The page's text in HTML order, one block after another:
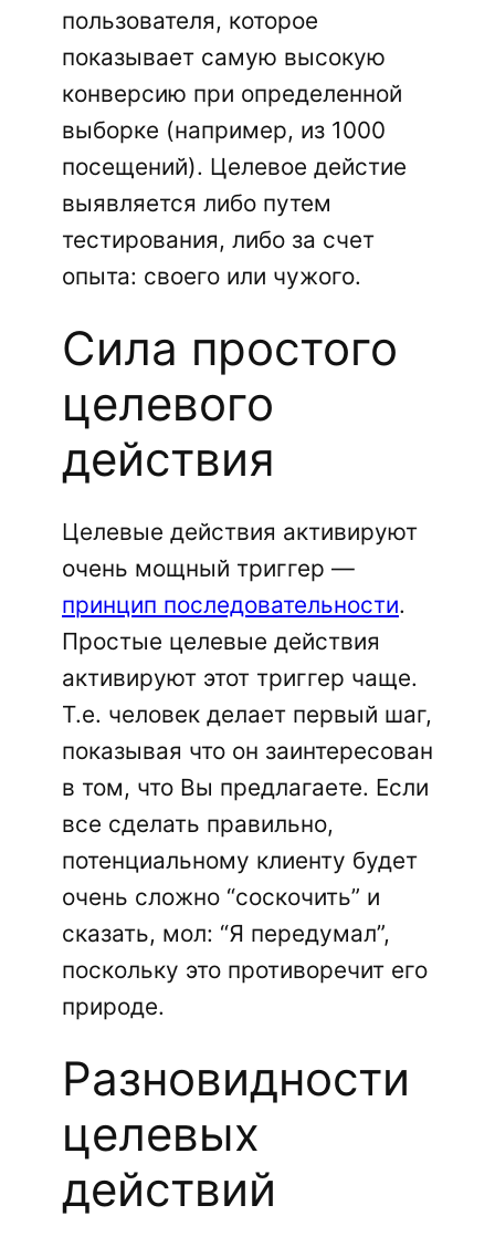
пользователя, которое
показывает самую высокую
конверсию при определенной
выборке (например, из 1000
посещений). Целевое дейстие
выявляется либо путем
тестирования, либо за счет
опыта: своего или чужого.
Сила простого
целевого
действия
Целевые действия активируют
очень мощный триггер —
принцип последовательности.
Простые целевые действия
активируют этот триггер чаще.
Т.е. человек делает первый шаг,
показывая что он заинтересован
в том, что Вы предлагаете. Если
все сделать правильно,
потенциальному клиенту будет
очень сложно “соскочить” и
сказать, мол: “Я передумал”,
поскольку это противоречит его
природе.
Разновидности
целевых
действий